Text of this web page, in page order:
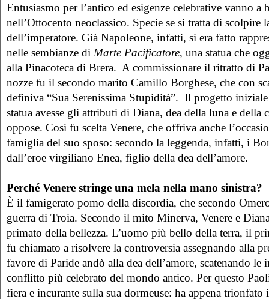
Entusiasmo per l’antico ed esigenze celebrative vanno a
nell’Ottocento neoclassico. Specie se si tratta di scolpire
dell’imperatore. Già Napoleone, infatti, si era fatto
nelle sembianze di Marte Pacificatore, una statua che
alla Pinacoteca di Brera. A commissionare il ritratto di
nozze fu il secondo marito Camillo Borghese, che con
definiva “Sua Serenissima Stupidità”. Il progetto
statua avesse gli attributi di Diana, dea della luna e della
oppose. Così fu scelta Venere, che offriva anche
famiglia del suo sposo: secondo la leggenda, infatti, i
dall’eroe virgiliano Enea, figlio della dea dell’amore.
Perché Venere stringe una mela nella mano sinistra?
È il famigerato pomo della discordia, che secondo
guerra di Troia. Secondo il mito Minerva, Venere e
primato della bellezza. L’uomo più bello della terra, il
fu chiamato a risolvere la controversia assegnando alla
favore di Paride andò alla dea dell’amore, scatenando le
conflitto più celebrato del mondo antico. Per questo
fiera e incurante sulla sua dormeuse: ha appena